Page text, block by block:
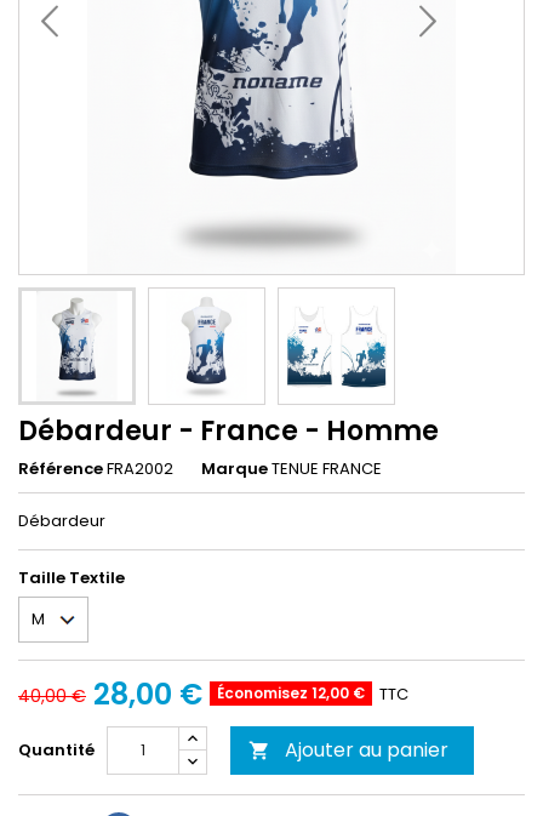
Débardeur - France - Homme
RéférenceFRA2002 MarqueTENUE FRANCE
Débardeur
Taille Textile
40,00 € 28,00 € Économisez 12,00 € TTC
Quantité  Ajouter au panier